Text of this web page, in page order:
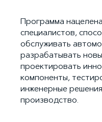
Программа
специалистов,
обслуживать
разрабатывать
проектировать
компоненты,
инженерные
производство.